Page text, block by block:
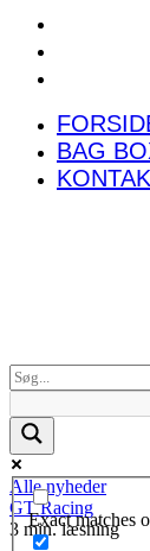
BAG
Exact matches
Alle nyheder
GT Racing
3 min. læsning